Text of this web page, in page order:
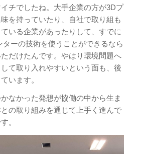
チでしたね。大手企業の方が3Dプ
を持っていたり、自社で取り組も
いる企業があったりして、すでに
ーの技術を使うことができるなら
だけたんです。やはり環境問題へ
て取り入れやすいという面も、後
います。
なかった発想が協働の中から生ま
の取り組みを通じて上手く進んで
。